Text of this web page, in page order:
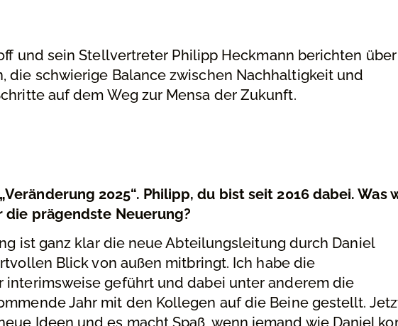
und sein Stellvertreter Philipp Heckmann berichten
die schwierige Balance zwischen Nachhaltigkeit und
auf dem Weg zur Mensa der Zukunft.
2025“. Philipp, du bist seit 2016 dabei. Was
die prägendste Neuerung?
ist ganz klar die neue Abteilungsleitung durch Daniel
Blick von außen mitbringt. Ich habe die
geführt und dabei unter anderem die
Jahr mit den Kollegen auf die Beine gestellt.
Ideen und es macht Spaß, wenn jemand wie Daniel